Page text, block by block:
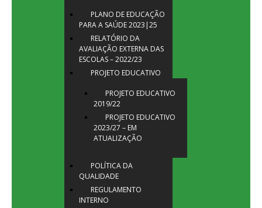
PLANO DE EDUCAÇÃO
PARA A SAÚDE 2023|25
RELATÓRIO DA
AVALIAÇÃO EXTERNA DAS
ESCOLAS – 2022/23
PROJETO EDUCATIVO
PROJETO EDUCATIVO
2019/22
PROJETO EDUCATIVO
2023/27 – EM
ATUALIZAÇÃO
POLÍTICA DA
QUALIDADE
REGULAMENTO
INTERNO